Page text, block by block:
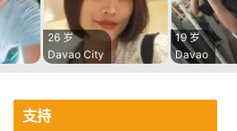
26 岁
Davao City
19 岁
Davao
支持